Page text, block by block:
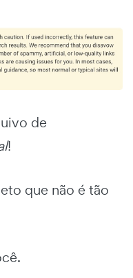
de
!
que não é tão